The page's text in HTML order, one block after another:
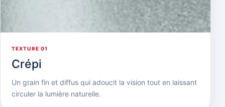
TEXTURE 01
Crépi
Un grain fin et diffus qui adoucit la vision tout en laissant
circuler la lumière naturelle.